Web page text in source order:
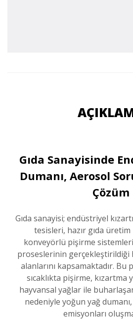
Gıda Sanayisinde
Dumanı, Aerosol
Çözüm
Gıda sanayisi; endüstriyel
tesisleri, hazır gıda üretim
konveyörlü pişirme
proseslerinin gerçekleştirildiği
alanlarını kapsamaktadır.
sıcaklıkta pişirme, kızartma
hayvansal yağlar ile
nedeniyle yoğun yağ
emisyonları